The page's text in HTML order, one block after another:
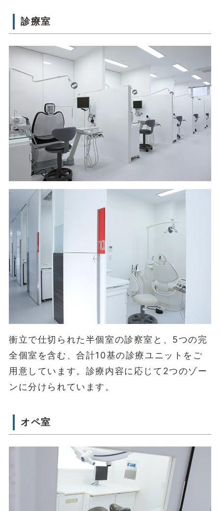
診療室
衝立で仕切られた半個室の診察室と、5つの完
全個室を含む、合計10基の診療ユニットをご
用意しています。診療内容に応じて2つのゾー
ンに分けられています。
オペ室